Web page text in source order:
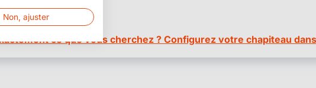
ce que vous cherchez ? Configurez votre chapiteau
Non, ajuster